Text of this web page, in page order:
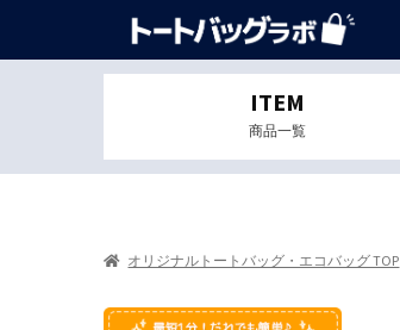
ITEM
商品一覧
オリジナルトートバッグ・エコバッグ TOP